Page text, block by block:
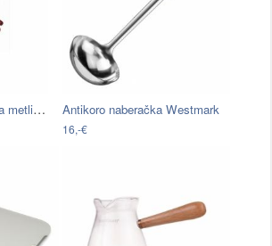
Bielo-červená skladacia metlička Joseph… Antikoro naberačka Westmark
16,-€